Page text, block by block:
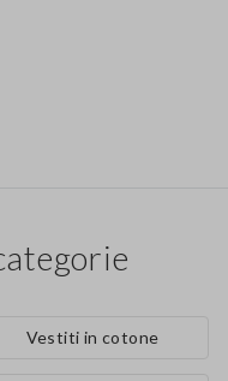
Vestiti in cotone